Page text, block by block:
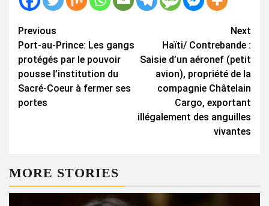
Continue
Reading
Previous
Port-au-Prince: Les gangs
protégés par le pouvoir
pousse l’institution du
Sacré-Coeur à fermer ses
portes
Next
Haïti/ Contrebande :
Saisie d’un aéronef (petit
avion), propriété de la
compagnie Châtelain
Cargo, exportant
illégalement des anguilles
vivantes
MORE STORIES